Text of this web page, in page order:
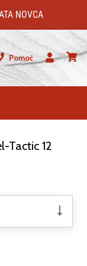
NOVCA
Pomoć
Korisnik
Tactic 12